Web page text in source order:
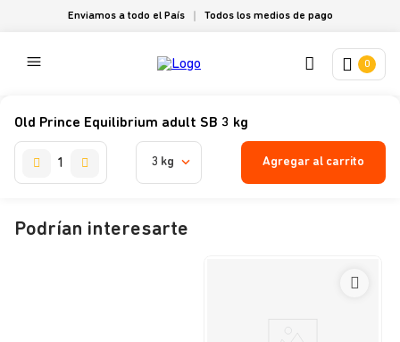
Enviamos a todo el País Todos los medios de pago
0
Old Prince Equilibrium adult SB 3 kg
3 kg Agregar al carrito
Podrían interesarte